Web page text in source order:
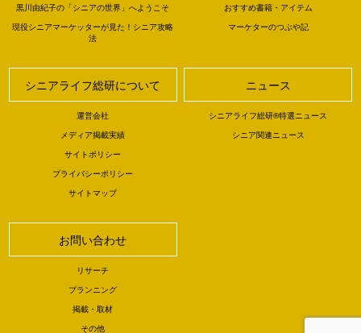
黒川由紀子の「シニアの世界」へようこそ
現役シニアマーケッターが見た！シニア攻略
法
おすすめ書籍・アイテム
マーケターのつぶや記
シニアライフ総研について
運営会社
メディア掲載実績
サイトポリシー
プライバシーポリシー
サイトマップ
ニュース
シニアライフ総研®特選ニュース
シニア関連ニュース
お問い合わせ
リサーチ
プランニング
掲載・取材
その他